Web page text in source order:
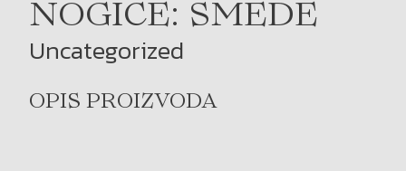
NOGICE: SMEDE
Uncategorized
OPIS PROIZVODA